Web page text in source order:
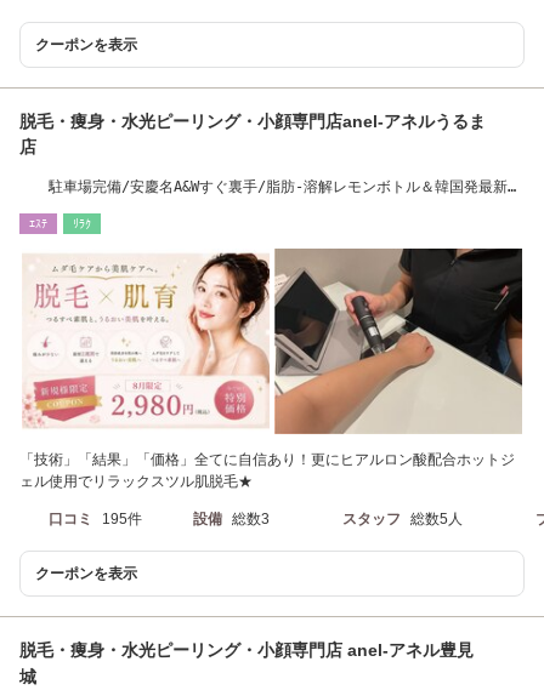
クーポンを表示
脱毛・痩身・水光ピーリング・小顔専門店anel-アネルうるま
店
駐車場完備/安慶名A&Wすぐ裏手/脂肪-溶解レモンボトル＆韓国発最新ピ
ｴｽﾃ ﾘﾗｸ
「技術」「結果」「価格」全てに自信あり！更にヒアルロン酸配合ホットジ
ェル使用でリラックスツル肌脱毛★
口コミ 195件 設備 総数3 スタッフ 総数5人
クーポンを表示
脱毛・痩身・水光ピーリング・小顔専門店 anel-アネル豊見
城